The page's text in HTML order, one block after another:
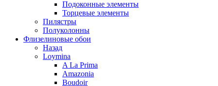
Подоконные элементы
Торцевые элементы
Пилястры
Полуколонны
Флизелиновые обои
Назад
Loymina
A La Prima
Amazonia
Boudoir